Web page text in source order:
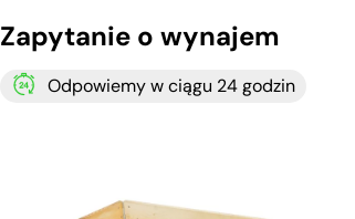
Zapytanie o wynajem
Odpowiemy w ciągu 24 godzin